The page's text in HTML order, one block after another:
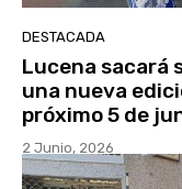
DESTACADA
Lucena sacará
una nueva
próximo 5 de
2 Junio, 2026